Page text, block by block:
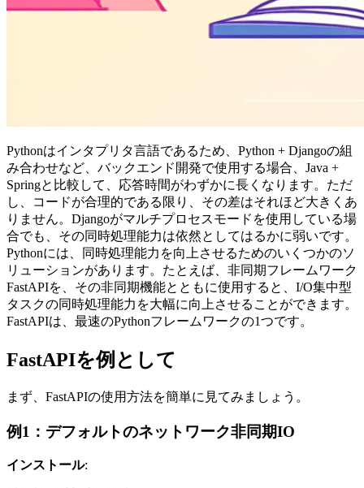
Pythonはインタプリタ言語であるため、Python + Djangoの組
み合わせなど、バックエンド開発で使用する場合、Java +
Springと比較して、応答時間がわずかに長くなります。ただ
し、コードが合理的である限り、その差はそれほど大きくあ
りません。Djangoがマルチプロセスモードを使用している場
合でも、その同時処理能力は依然としてはるかに弱いです。
Pythonには、同時処理能力を向上させるためのいくつかのソ
リューションがあります。たとえば、非同期フレームワーク
FastAPIを、その非同期機能とともに使用すると、I/O集中型
タスクの同時処理能力を大幅に向上させることができます。
FastAPIは、最速のPythonフレームワークの1つです。
FastAPIを例として
まず、FastAPIの使用方法を簡単に見てみましょう。
例1：デフォルトのネットワーク非同期IO
インストール: